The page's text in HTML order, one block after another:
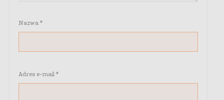
Nazwa *
Adres e-mail *